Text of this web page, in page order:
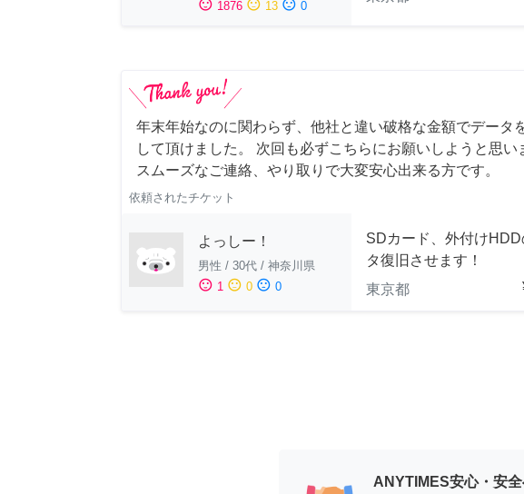
sentiment_satisfied 1876 sentiment_neutral 13 sentiment_dissatisfied 0
年末年始なのに関わらず、他社と違い破格な金額でデータ
して頂けました。 次回も必ずこちらにお願いしようと思い
スムーズなご連絡、やり取りで大変安心出来る方です。
依頼されたチケット
よっしー！
男性 / 30代 / 神奈川県
sentiment_satisfied 1 sentiment_neutral 0 sentiment_dissatisfied 0
SDカード、外付けHDD
タ復旧させます！
東京都
ANYTIMES安心・安